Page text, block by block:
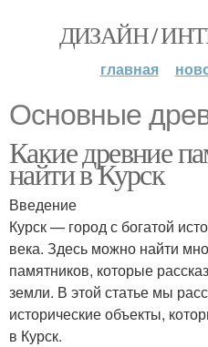
ДИЗАЙН /
главная
Основные
Какие древние
найти в Курск
Введение
Курск — город с богатой
века. Здесь можно найти
памятников, которые
земли. В этой статье мы
исторические объекты,
в Курск.